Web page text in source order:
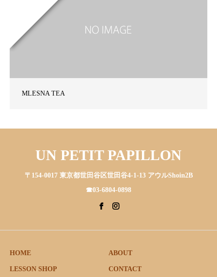
MLESNA TEA
UN PETIT PAPILLON
〒154-0017 東京都世田谷区世田谷4-1-13 アウルShoin2B
☎︎03-6804-0898
HOME ABOUT
LESSON SHOP CONTACT